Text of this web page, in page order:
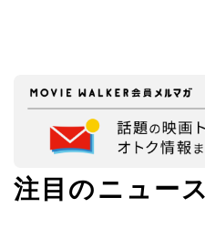
注目のニュース